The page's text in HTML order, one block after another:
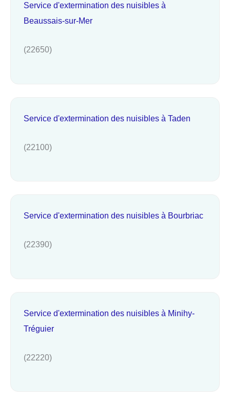
Service d'extermination des nuisibles à
Beaussais-sur-Mer
(22650)
Service d'extermination des nuisibles à Taden
(22100)
Service d'extermination des nuisibles à Bourbriac
(22390)
Service d'extermination des nuisibles à Minihy-
Tréguier
(22220)